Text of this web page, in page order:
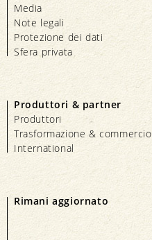
Media
Note legali
Protezione dei dati
Sfera privata
Produttori & partner
Produttori
Trasformazione & commercio
International
Rimani aggiornato